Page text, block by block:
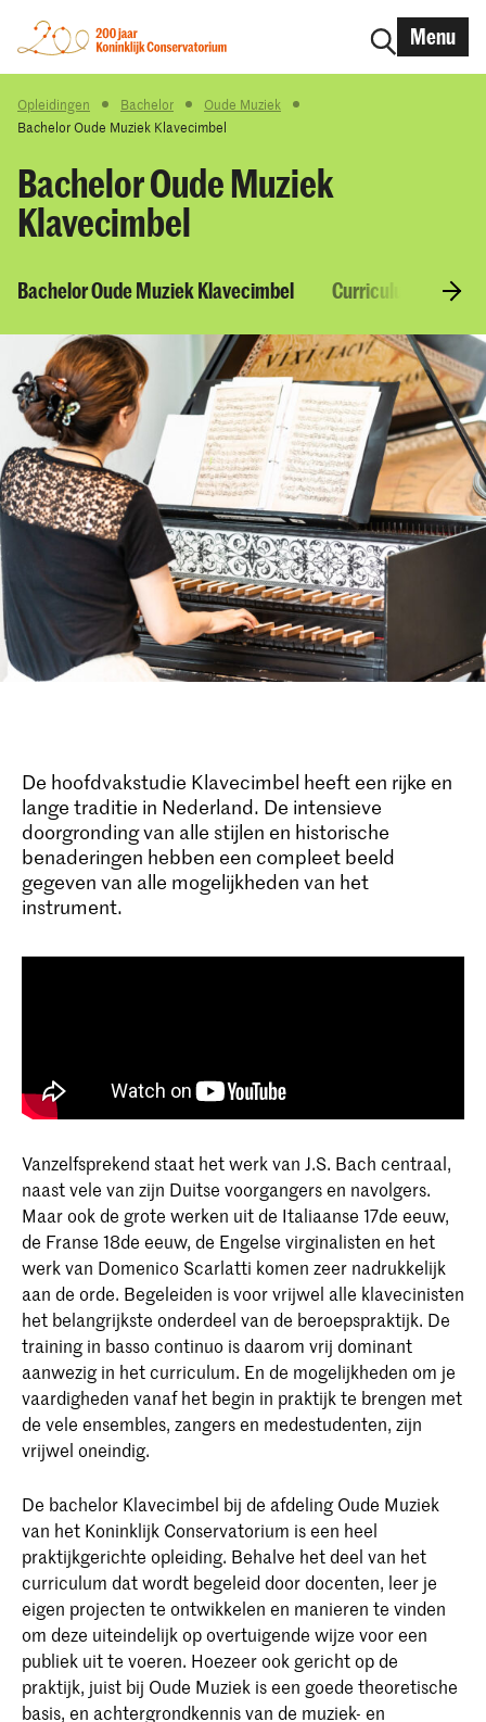
Menu
Opleidingen Bachelor
Oude Muziek
Bachelor Oude Muziek Klavecimbel
Bachelor Oude Muziek
Klavecimbel
Bachelor Oude Muziek Klavecimbel Curriculum &
De hoofdvakstudie Klavecimbel heeft een rijke en
lange traditie in Nederland. De intensieve
doorgronding van alle stijlen en historische
benaderingen hebben een compleet beeld
gegeven van alle mogelijkheden van het
instrument.
Vanzelfsprekend staat het werk van J.S. Bach centraal,
naast vele van zijn Duitse voorgangers en navolgers.
Maar ook de grote werken uit de Italiaanse 17de eeuw,
de Franse 18de eeuw, de Engelse virginalisten en het
werk van Domenico Scarlatti komen zeer nadrukkelijk
aan de orde. Begeleiden is voor vrijwel alle klavecinisten
het belangrijkste onderdeel van de beroepspraktijk. De
training in basso continuo is daarom vrij dominant
aanwezig in het curriculum. En de mogelijkheden om je
vaardigheden vanaf het begin in praktijk te brengen met
de vele ensembles, zangers en medestudenten, zijn
vrijwel oneindig.
De bachelor Klavecimbel bij de afdeling Oude Muziek
van het Koninklijk Conservatorium is een heel
praktijkgerichte opleiding. Behalve het deel van het
curriculum dat wordt begeleid door docenten, leer je
eigen projecten te ontwikkelen en manieren te vinden
om deze uiteindelijk op overtuigende wijze voor een
publiek uit te voeren. Hoezeer ook gericht op de
praktijk, juist bij Oude Muziek is een goede theoretische
basis, en achtergrondkennis van de muziek- en